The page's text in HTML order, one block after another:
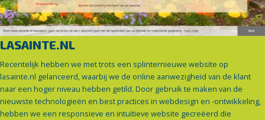
LASAINTE.NL
Recentelijk hebben we met trots een splinternieuwe website op
lasainte.nl gelanceerd, waarbij we de online aanwezigheid van de klant
naar een hoger niveau hebben getild. Door gebruik te maken van de
nieuwste technologieën en best practices in webdesign en -ontwikkeling,
hebben we een responsieve en intuïtieve website gecreëerd die